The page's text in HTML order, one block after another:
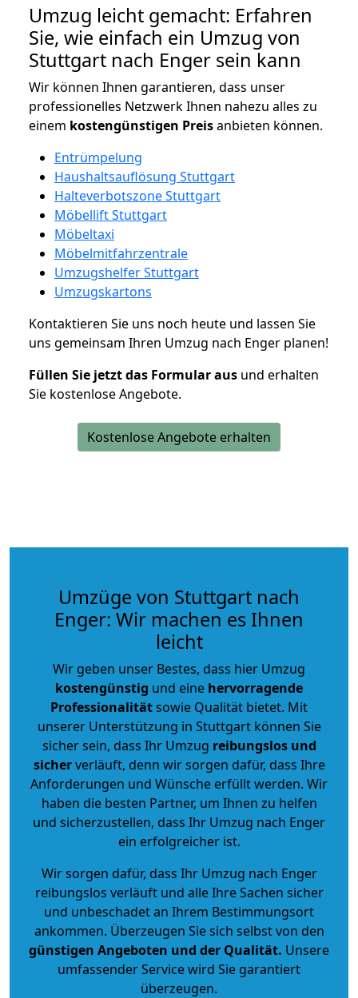
Umzug leicht gemacht: Erfahren
Sie, wie einfach ein Umzug von
Stuttgart nach Enger sein kann
Wir können Ihnen garantieren, dass unser
professionelles Netzwerk Ihnen nahezu alles zu
einem kostengünstigen Preisanbieten können.
Entrümpelung
Haushaltsauflösung Stuttgart
Halteverbotszone Stuttgart
Möbellift Stuttgart
Möbeltaxi
Möbelmitfahrzentrale
Umzugshelfer Stuttgart
Umzugskartons
Kontaktieren Sie uns noch heute und lassen Sie
uns gemeinsam Ihren Umzug nach Enger planen!
Füllen Sie jetzt das Formular aus und erhalten
Sie kostenlose Angebote.
Kostenlose Angebote erhalten
Umzüge von Stuttgart nach
Enger: Wir machen es Ihnen
leicht
Wir geben unser Bestes, dass hier Umzug
kostengünstig und eine hervorragende
Professionalitätsowie Qualität bietet. Mit
unserer Unterstützung in Stuttgart können Sie
sicher sein, dass Ihr Umzug reibungslos und
sicherverläuft, denn wir sorgen dafür, dass Ihre
Anforderungen und Wünsche erfüllt werden. Wir
haben die besten Partner, um Ihnen zu helfen
und sicherzustellen, dass Ihr Umzug nach Enger
ein erfolgreicher ist.
Wir sorgen dafür, dass Ihr Umzug nach Enger
reibungslos verläuft und alle Ihre Sachen sicher
und unbeschadet an Ihrem Bestimmungsort
ankommen. Überzeugen Sie sich selbst von den
günstigen Angeboten und der Qualität. Unsere
umfassender Service wird Sie garantiert
überzeugen.